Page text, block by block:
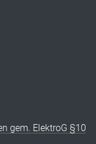
gem. ElektroG §10